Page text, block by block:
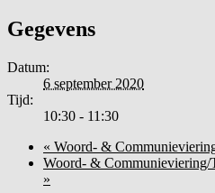
Gegevens
Datum:
6 september 2020
Tijd:
10:30 - 11:30
« Woord- &
Woord- & Communieviering/
»